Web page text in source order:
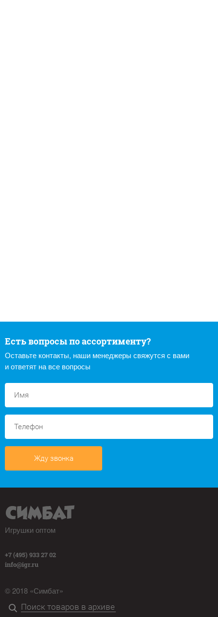
Есть вопросы по ассортименту?
Оставьте контакты, наши менеджеры свяжутся с вами
и ответят на все вопросы
Жду звонка
Игрушки оптом
+7 (495) 933 27 02
info@igr.ru
© 2018 «Симбат»